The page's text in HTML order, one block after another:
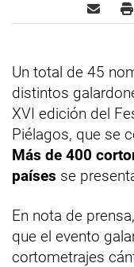
Un total de 45
distintos
XVI edición del
Piélagos, que se
Más de 400
países se
En nota de
que el evento
cortometrajes